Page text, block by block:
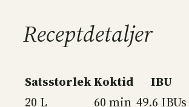
Receptdetaljer
SatsstorlekKoktid IBU
20 L
60 min 49.6 IBUs